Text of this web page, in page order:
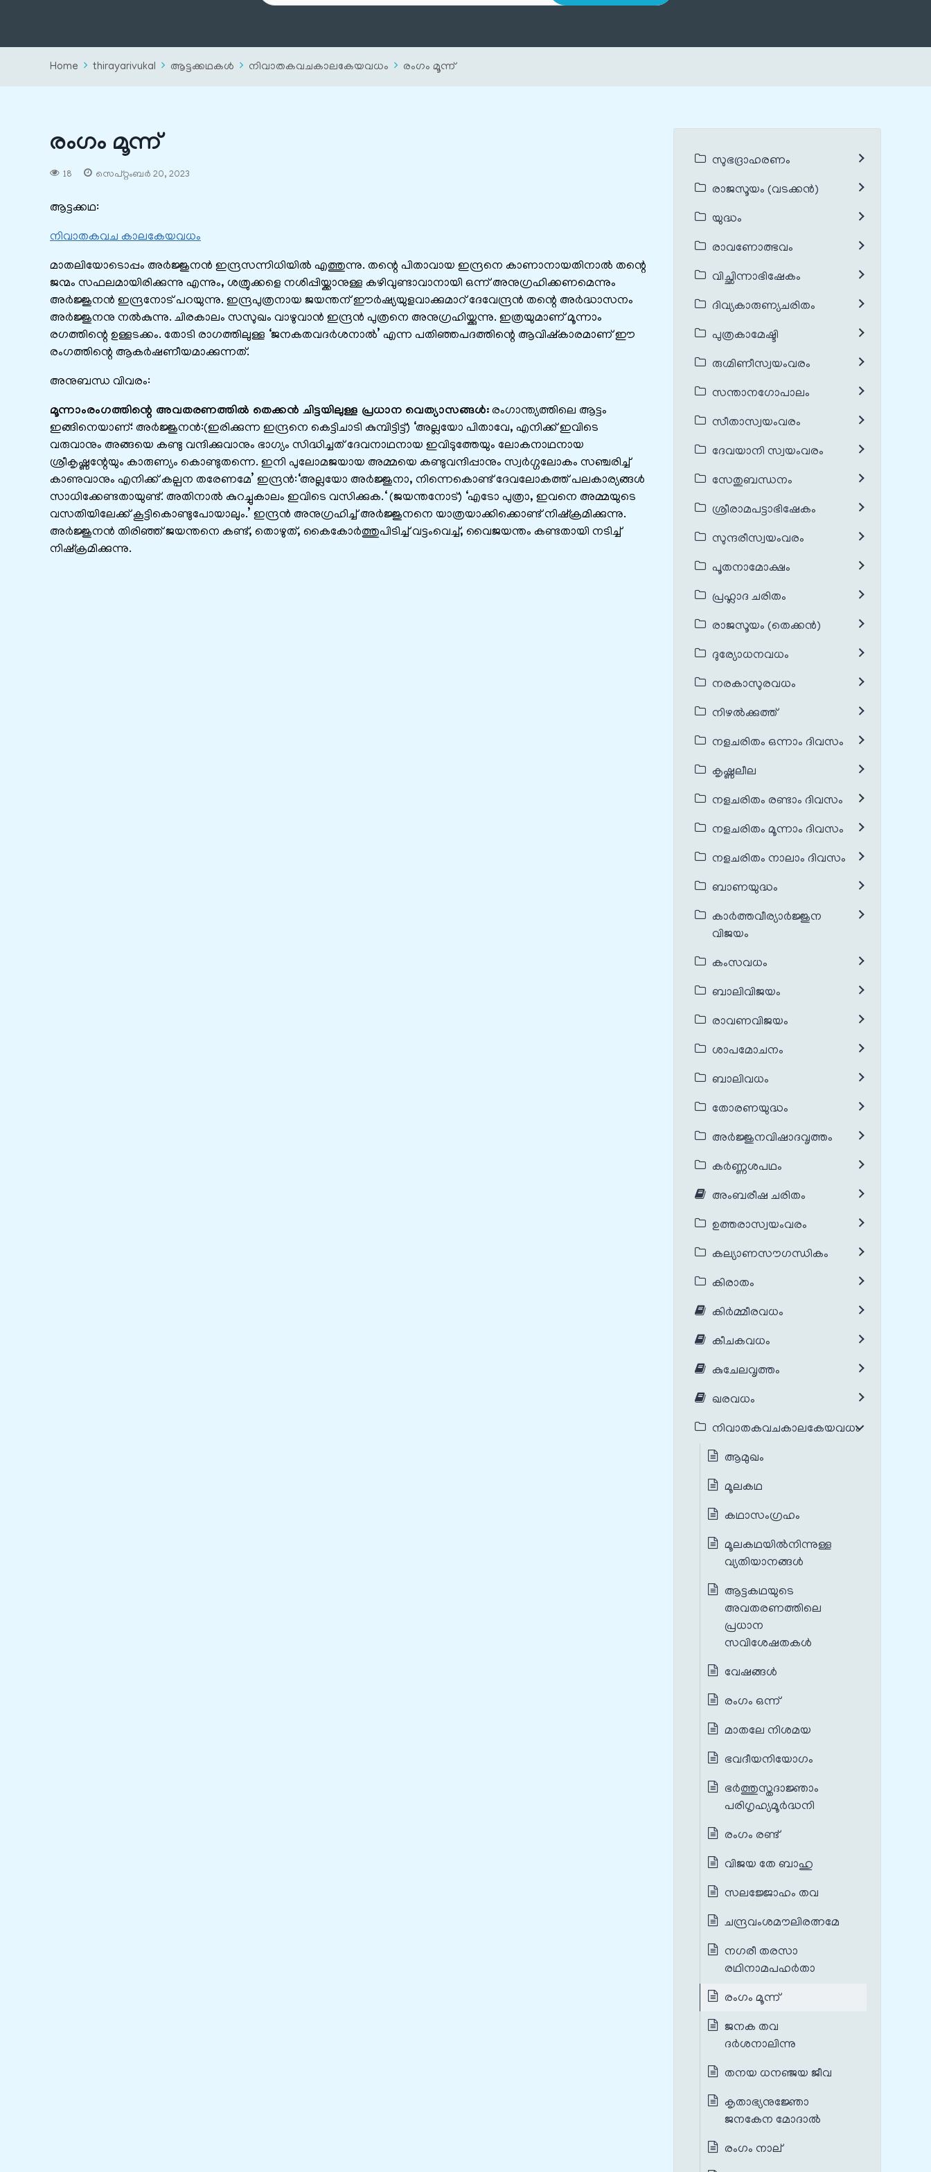
Home thirayarivukal ആട്ടക്കഥകൾ നിവാതകവചകാലകേയവധം രംഗം മൂന്ന്
രംഗം മൂന്ന്
18 സെപ്റ്റംബർ 20, 2023
ആട്ടക്കഥ:
നിവാതകവച കാലകേയവധം
മാതലിയോടൊപ്പം അർജ്ജുനൻ ഇന്ദ്രസന്നിധിയിൽ എത്തുന്നു. തന്റെ പിതാവായ ഇന്ദ്രനെ കാണാനായതിനാൽ തന്റെ
ജന്മം സഫലമായിരിക്കുന്നു എന്നും, ശത്രുക്കളെ നശിപ്പിയ്ക്കാനുള്ള കഴിവുണ്ടാവാനായി ഒന്ന് അനുഗ്രഹിക്കണമെന്നും
അർജ്ജുനൻ ഇന്ദ്രനോട് പറയുന്നു. ഇന്ദ്രപുത്രനായ ജയന്തന് ഈർഷ്യയുളവാക്കുമാറ് ദേവേന്ദ്രൻ തന്റെ അർദ്ധാസനം
അർജ്ജുനനു നൽകുന്നു. ചിരകാലം സസുഖം വാഴുവാൻ ഇന്ദ്രൻ പുത്രനെ അനുഗ്രഹിയ്ക്കുന്നു. ഇത്രയുമാണ് മൂന്നാം
രഗത്തിന്റെ ഉള്ളടക്കം. തോടി രാഗത്തിലുള്ള ‘ജനകതവദർശനാൽ’ എന്ന പതിഞ്ഞപദത്തിന്റെ ആവിഷ്കാരമാണ് ഈ
രംഗത്തിന്റെ ആകർഷണീയമാക്കുന്നത്.
അനുബന്ധ വിവരം:
മൂന്നാംരംഗത്തിന്റെ അവതരണത്തില്‍ തെക്കന്‍ ചിട്ടയിലുള്ള പ്രധാന വെത്യാസങ്ങള്‍: രംഗാന്ത്യത്തിലെ ആട്ടം
ഇങ്ങിനെയാണ്: അര്‍ജ്ജുനന്‍:(ഇരിക്കുന്ന ഇന്ദ്രനെ കെട്ടിചാടി കുമ്പിട്ടിട്ട്) ‘അല്ലയോ പിതാവേ, എനിക്ക് ഇവിടെ
വരുവാനും അങ്ങയെ കണ്ടു വന്ദിക്കുവാനും ഭാഗ്യം സിദ്ധിച്ചത് ദേവനാഥനായ ഇവിടുത്തേയും ലോകനാഥനായ
ശ്രീകൃഷ്ണന്റേയും കാരുണ്യം കൊണ്ടുതന്നെ. ഇനി പുലോമജയായ അമ്മയെ കണ്ടുവന്ദിപ്പാനും സ്വര്‍ഗ്ഗലോകം സഞ്ചരിച്ച്
കാണുവാനും എനിക്ക് കല്പന തരേണമേ’ ഇന്ദ്രന്‍:‘അല്ലയോ അര്‍ജ്ജുനാ, നിന്നെകൊണ്ട് ദേവലോകത്ത് പലകാര്യങ്ങള്‍
സാധിക്കേണ്ടതായുണ്ട്. അതിനാല്‍ കുറച്ചുകാലം ഇവിടെ വസിക്കുക.‘ (ജയന്തനോട്) ‘എടോ പുത്രാ, ഇവനെ അമ്മയുടെ
വസതിയിലേക്ക് കൂട്ടികൊണ്ടുപോയാലും.’ ഇന്ദ്രന്‍ അനുഗ്രഹിച്ച് അര്‍ജ്ജുനനെ യാത്രയാക്കിക്കൊണ്ട് നിഷ്ക്രമിക്കുന്നു.
അര്‍ജ്ജുനന്‍ തിരിഞ്ഞ് ജയന്തനെ കണ്ട്, തൊഴുത്, കൈകോര്‍ത്തുപിടിച്ച് വട്ടംവെച്ച്, വൈജയന്തം കണ്ടതായി നടിച്ച്
നിഷ്ക്രമിക്കുന്നു.
സുഭദ്രാഹരണം
രാജസൂയം (വടക്കൻ)
യുദ്ധം
രാവണോത്ഭവം
വിച്ഛിന്നാഭിഷേകം
ദിവ്യകാരുണ്യചരിതം
പുത്രകാമേഷ്ടി
രുഗ്മിണീസ്വയംവരം
സന്താനഗോപാലം
സീതാസ്വയംവരം
ദേവയാനി സ്വയംവരം
സേതുബന്ധനം
ശ്രീരാമപട്ടാഭിഷേകം
സുന്ദരീസ്വയംവരം
പൂതനാമോക്ഷം
പ്രഹ്ലാദ ചരിതം
രാജസൂയം (തെക്കൻ)
ദുര്യോധനവധം
നരകാസുരവധം
നിഴൽക്കുത്ത്
നളചരിതം ഒന്നാം ദിവസം
കൃഷ്ണലീല
നളചരിതം രണ്ടാം ദിവസം
നളചരിതം മൂന്നാം ദിവസം
നളചരിതം നാലാം ദിവസം
ബാണയുദ്ധം
കാർത്തവീര്യാർജ്ജുന
വിജയം
കംസവധം
ബാലിവിജയം
രാവണവിജയം
ശാപമോചനം
ബാലിവധം
തോരണയുദ്ധം
അർജ്ജുനവിഷാദവൃത്തം
കർണ്ണശപഥം
അംബരീഷ ചരിതം
ഉത്തരാസ്വയംവരം
കല്യാണസൗഗന്ധികം
കിരാതം
കിർമ്മീരവധം
കീചകവധം
കുചേലവൃത്തം
ഖരവധം
നിവാതകവചകാലകേയവധം
ആമുഖം
മൂലകഥ
കഥാസംഗ്രഹം
മൂലകഥയില്‍നിന്നുള്ള
വ്യതിയാനങ്ങൾ‍
ആട്ടകഥയുടെ
അവതരണത്തിലെ
പ്രധാന
സവിശേഷതകൾ‍
വേഷങ്ങൾ
രംഗം ഒന്ന്
മാതലേ നിശമയ
ഭവദീയനിയോഗം
ഭർത്തുസ്തദാജ്ഞാം
പരിഗൃഹ്യമൂർദ്ധനി
രംഗം രണ്ട്
വിജയ തേ ബാഹു
സലജ്ജോഹം തവ
ചന്ദ്രവംശമൗലിരത്നമേ
നഗരീ തരസാ
രഥിനാമപഹര്‍താ
രംഗം മൂന്ന്
ജനക തവ
ദർശനാലിന്നു
തനയ ധനഞ്ജയ ജീവ
കൃതാഭ്യനുജ്ഞോ
ജനകേന മോദാൽ
രംഗം നാല്